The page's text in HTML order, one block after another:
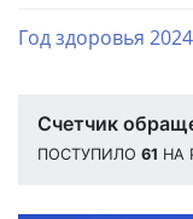
Год здоровья 2024
Счетчик
ПОСТУПИЛО 61 НА